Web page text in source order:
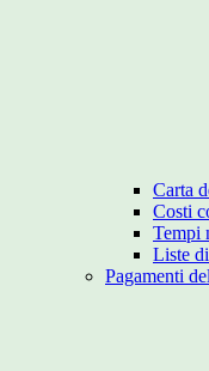
Carta
Costi
Tempi
Liste
Pagamenti